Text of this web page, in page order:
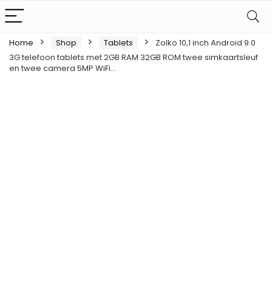
Home Shop Tablets
Zolko 10,1 inch Android 9.0
3G telefoon tablets met 2GB RAM 32GB ROM twee simkaartsleuf
en twee camera 5MP WiFi…